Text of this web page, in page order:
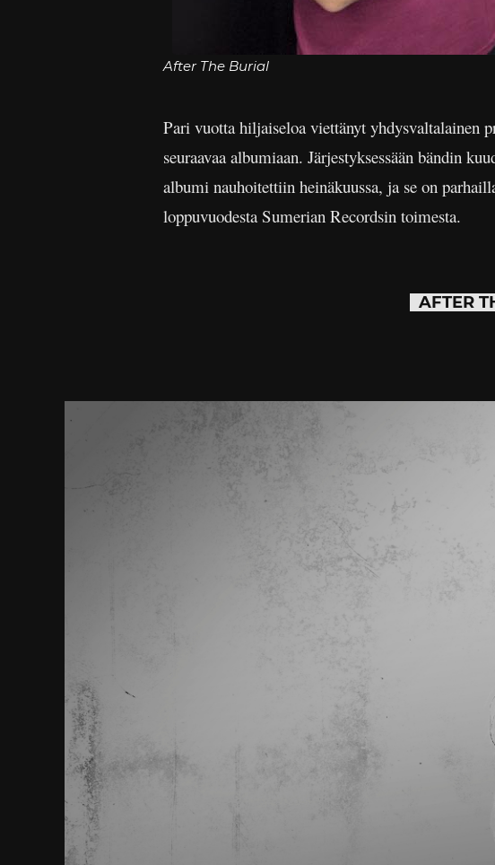
After The Burial
Pari vuotta hiljaiseloa viettänyt yhdysvaltalainen
seuraavaa albumiaan. Järjestyksessään bändin
albumi nauhoitettiin heinäkuussa, ja se on
loppuvuodesta Sumerian Recordsin toimesta.
AFTER